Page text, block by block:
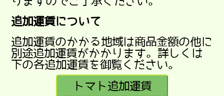
追加運賃について
追加運賃のかかる地域は商品金額の他に
別途追加運賃がかかります。詳しくは
下の各追加運賃を御覧ください。